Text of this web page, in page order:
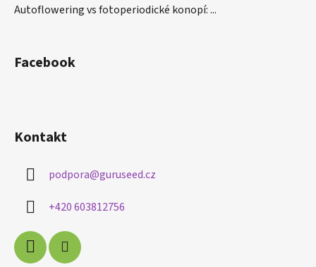
Autoflowering vs fotoperiodické konopí: ...
Facebook
Kontakt
podpora@guruseed.cz
+420 603812756